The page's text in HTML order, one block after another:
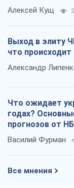
Алексей Кущ
Выход в элиту
что происходит
Александр
Что ожидает
годах?
прогнозов от
Василий Фурман
Все мнения